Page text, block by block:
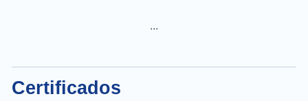
...
Certificados